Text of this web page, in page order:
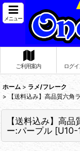
メニュー
ご利用案内 ログ
ホーム > ラメ/フレーク
>
【送料込み】高品質六角
【送料込み】高
ー:パープル [U10-